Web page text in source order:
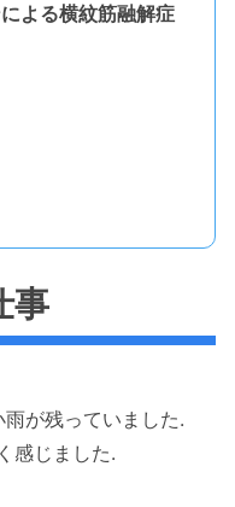
よる横紋筋融解症
事
が残っていました.
感じました.